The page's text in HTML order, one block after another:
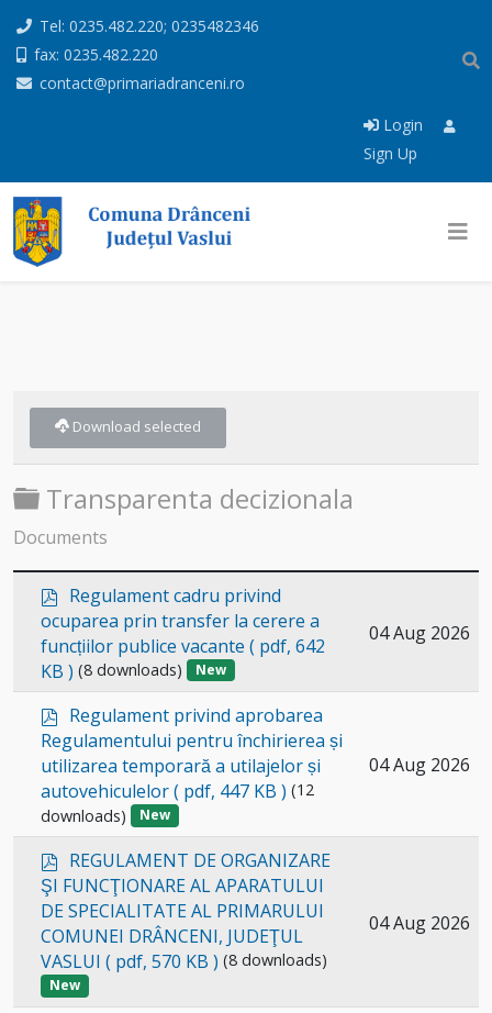
Tel: 0235.482.220; 0235482346
fax: 0235.482.220
contact@primariadranceni.ro
Login
Sign Up
Download selected
Folder
Transparenta decizionala
Documents
Select
item
p
d
f
Regulament cadru privind
ocuparea prin transfer la cerere a
funcțiilor publice vacante ( pdf, 642
KB ) (8 downloads) New
04 Aug 2026
Select
an
item
p
d
f
Regulament privind aprobarea
Regulamentului pentru închirierea și
utilizarea temporară a utilajelor și
autovehiculelor( pdf, 447 KB ) (12
downloads)
New
04 Aug 2026
Select
an
item
p
d
f
REGULAMENT DE ORGANIZARE
ŞI FUNCŢIONARE AL APARATULUI
DE SPECIALITATE AL PRIMARULUI
COMUNEI DRÂNCENI, JUDEŢUL
VASLUI ( pdf, 570 KB ) (8 downloads)
New
04 Aug 2026